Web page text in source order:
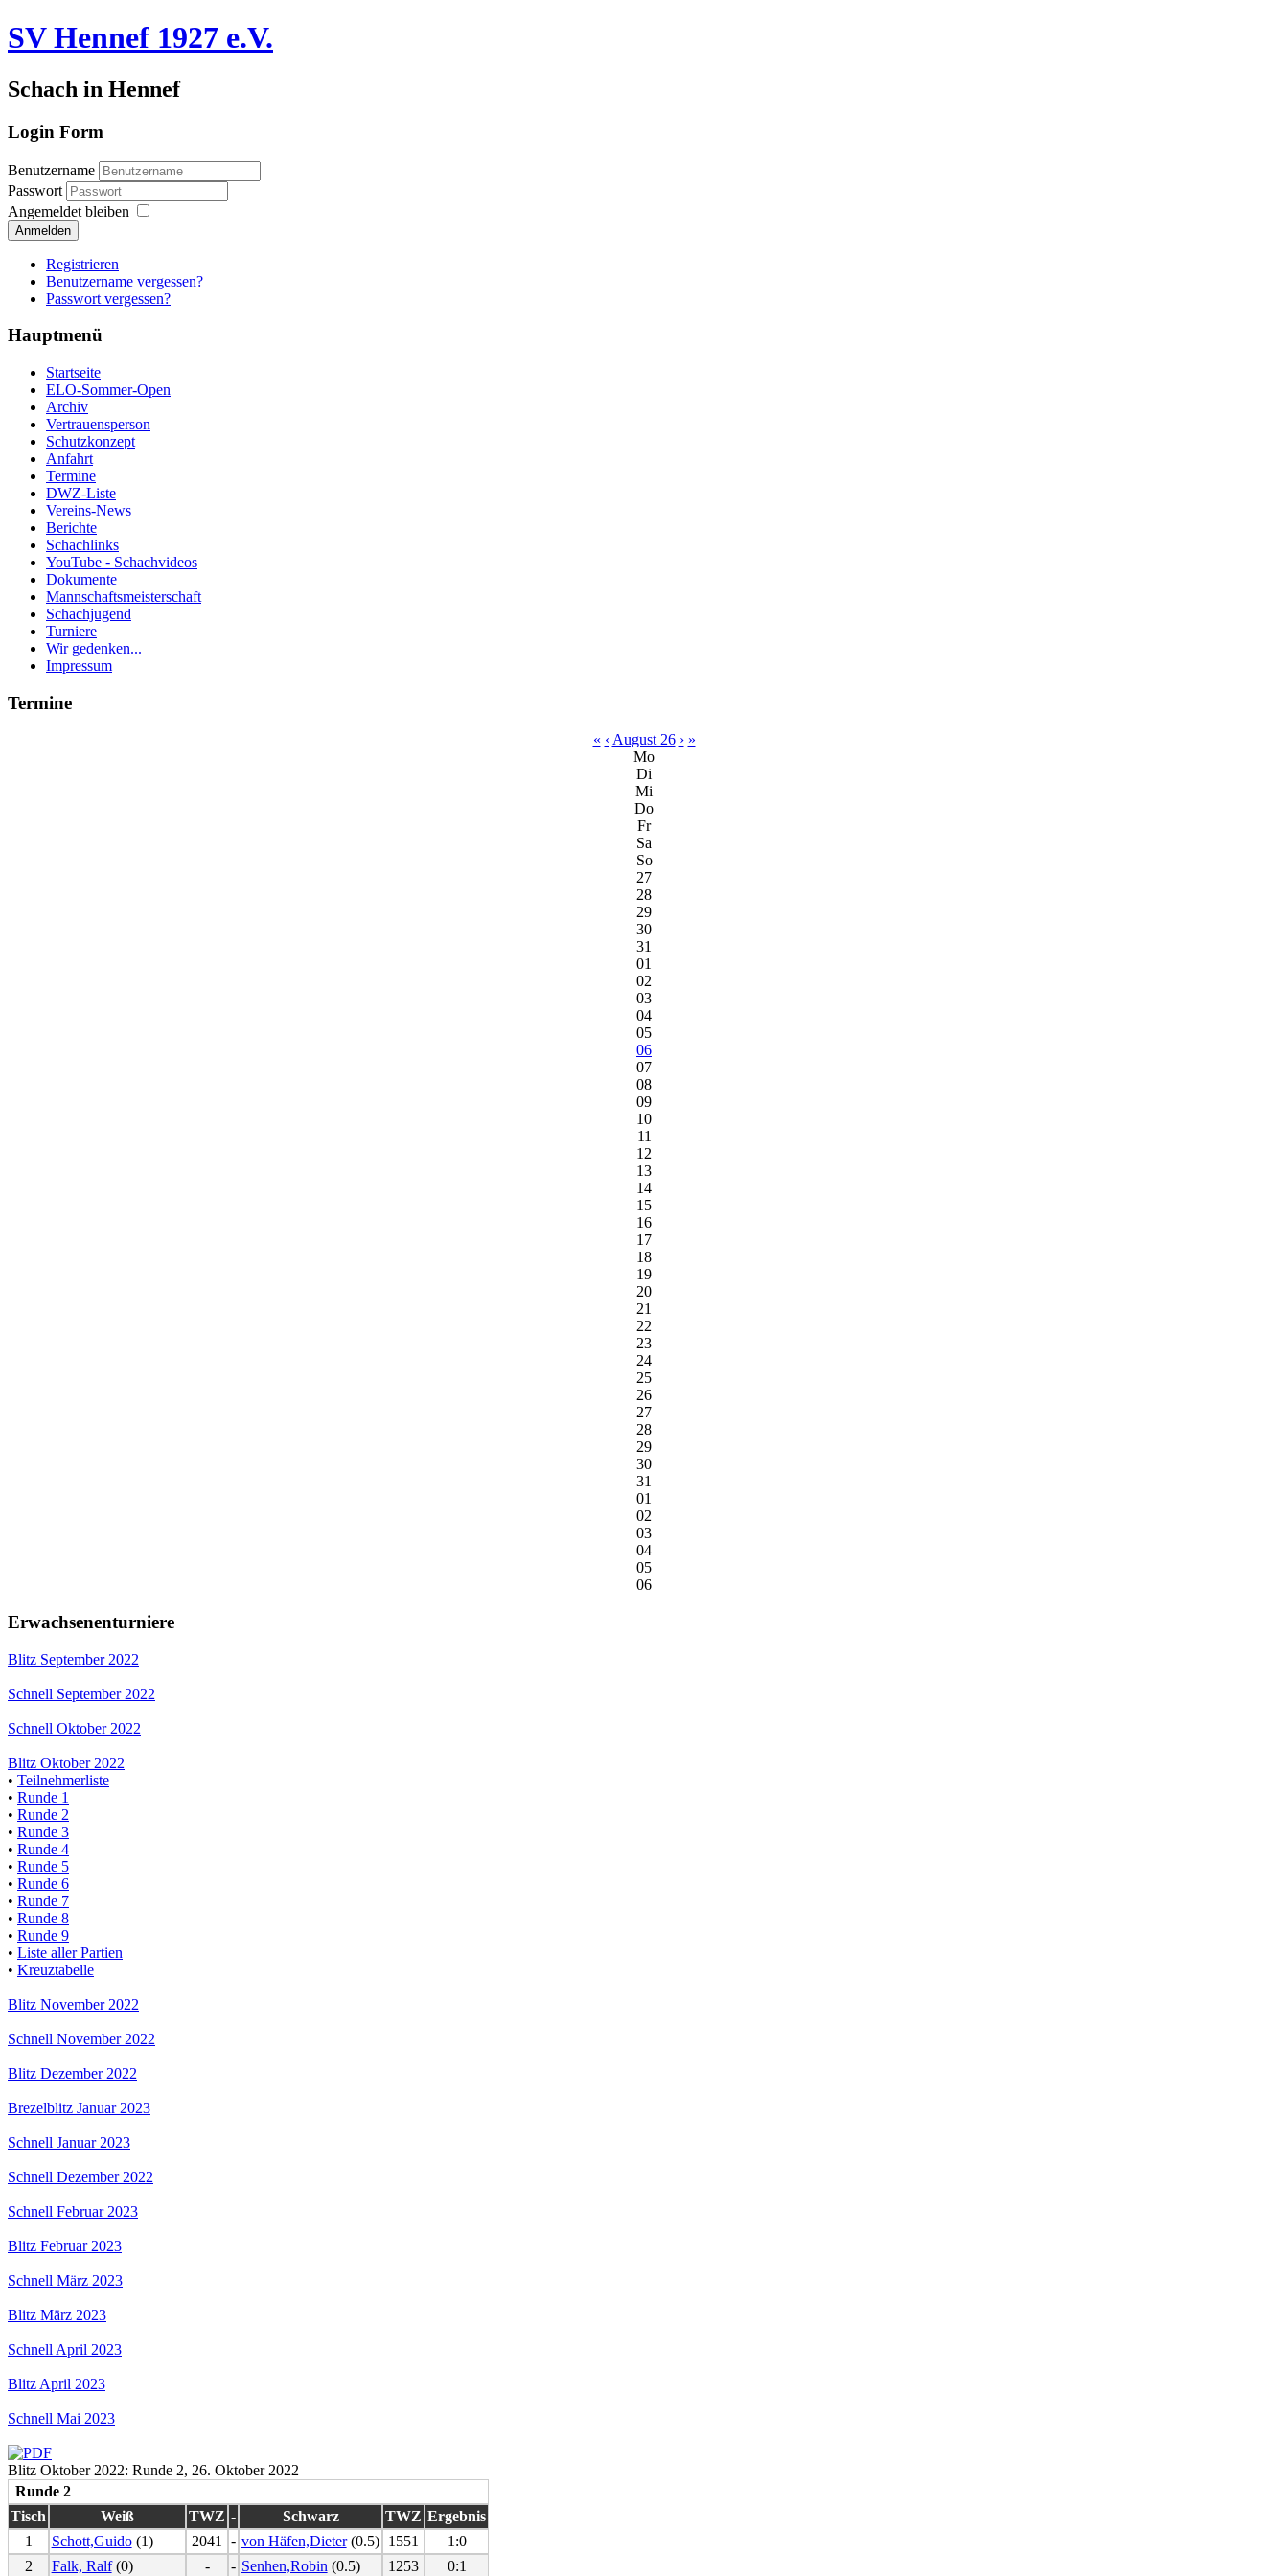
SV Hennef 1927 e.V.
Schach in Hennef
Login Form
Benutzername
Passwort
Angemeldet bleiben
Anmelden
Registrieren
Benutzername vergessen?
Passwort vergessen?
Hauptmenü
Startseite
ELO-Sommer-Open
Archiv
Vertrauensperson
Schutzkonzept
Anfahrt
Termine
DWZ-Liste
Vereins-News
Berichte
Schachlinks
YouTube - Schachvideos
Dokumente
Mannschaftsmeisterschaft
Schachjugend
Turniere
Wir gedenken...
Impressum
Termine
« ‹ August 26 › »
Mo
Di
Mi
Do
Fr
Sa
So
27
28
29
30
31
01
02
03
04
05
06
07
08
09
10
11
12
13
14
15
16
17
18
19
20
21
22
23
24
25
26
27
28
29
30
31
01
02
03
04
05
06
Erwachsenenturniere
Blitz September 2022
Schnell September 2022
Schnell Oktober 2022
Blitz Oktober 2022
• Teilnehmerliste
• Runde 1
• Runde 2
• Runde 3
• Runde 4
• Runde 5
• Runde 6
• Runde 7
• Runde 8
• Runde 9
• Liste aller Partien
• Kreuztabelle
Blitz November 2022
Schnell November 2022
Blitz Dezember 2022
Brezelblitz Januar 2023
Schnell Januar 2023
Schnell Dezember 2022
Schnell Februar 2023
Blitz Februar 2023
Schnell März 2023
Blitz März 2023
Schnell April 2023
Blitz April 2023
Schnell Mai 2023
Blitz Oktober 2022: Runde 2, 26. Oktober 2022
Runde 2
Tisch
Weiß TWZ - Schwarz TWZ Ergebnis
1
Schott,Guido(1) 2041 - von Häfen,Dieter(0.5) 1551
1:0
2
Falk, Ralf(0) - - Senhen,Robin (0.5) 1253 0:1